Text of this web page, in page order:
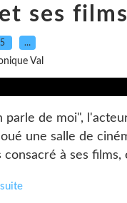
ses
…
Val
de moi",
une salle de
à ses films,